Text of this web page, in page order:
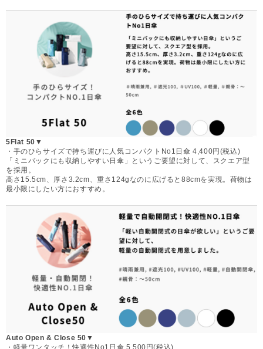
5Flat 50▼
・手のひらサイズで持ち運びに人気コンパクトNo1日傘 4,400円(税込)
「ミニバックにも収納しやすい日傘」というご要望に対して、スクエア型
を採用。
高さ15.5cm、厚さ3.2cm、重さ124gなのに広げると88cmを実現。荷物は
最小限にしたい方におすすめ。
Auto Open & Close 50▼
・軽量ワンタッチ！快適性No1日傘 5,500円(税込)